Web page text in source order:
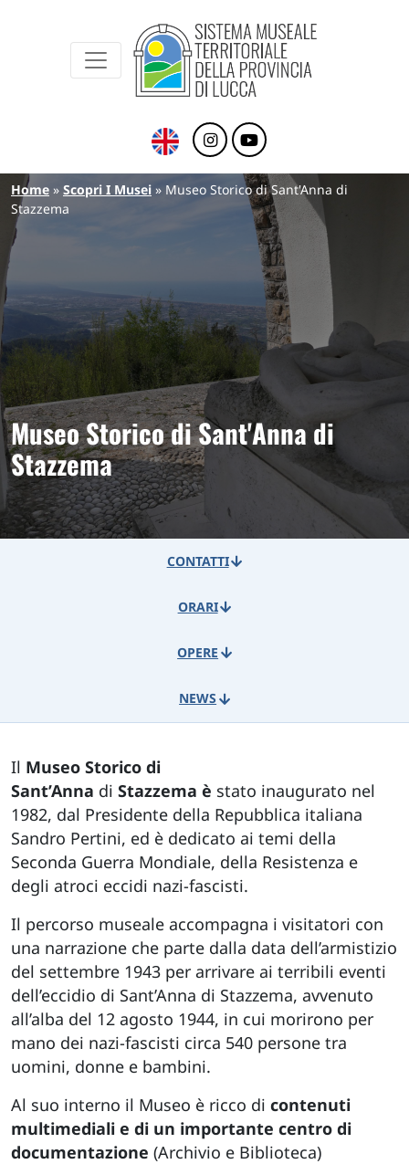
Sistema Museale Territoriale della
Briciole di pane
Home Scopri I Musei
Museo Storico di Sant'Anna di
Stazzema
Museo Storico di Sant'Anna di
Stazzema
CONTATTI
ORARI
OPERE
NEWS
Il Museo Storico di
Sant’Anna di Stazzema è stato inaugurato nel
1982, dal Presidente della Repubblica italiana
Sandro Pertini, ed è dedicato ai temi della
Seconda Guerra Mondiale, della Resistenza e
degli atroci eccidi nazi-fascisti.
Il percorso museale accompagna i visitatori con
una narrazione che parte dalla data dell’armistizio
del settembre 1943 per arrivare ai terribili eventi
dell’eccidio di Sant’Anna di Stazzema, avvenuto
all’alba del 12 agosto 1944, in cui morirono per
mano dei nazi-fascisti circa 540 persone tra
uomini, donne e bambini.
Al suo interno il Museo è ricco di contenuti
multimediali e di un importante centro di
documentazione (Archivio e Biblioteca)